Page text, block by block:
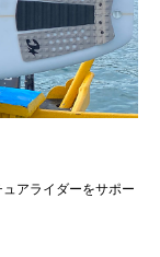
アライダーをサポー